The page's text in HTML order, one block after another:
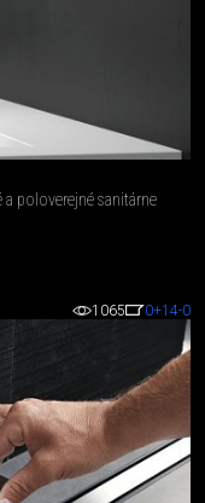
a poloverejné sanitárne
1065 0+14-0